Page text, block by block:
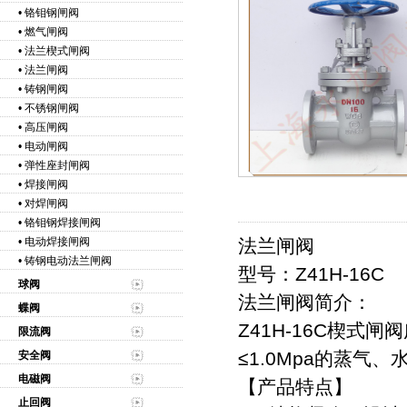
• 铬钼钢闸阀
• 燃气闸阀
• 法兰楔式闸阀
• 法兰闸阀
• 铸钢闸阀
• 不锈钢闸阀
• 高压闸阀
• 电动闸阀
• 弹性座封闸阀
• 焊接闸阀
• 对焊闸阀
• 铬钼钢焊接闸阀
• 电动焊接闸阀
• 铸钢电动法兰闸阀
球阀
蝶阀
限流阀
安全阀
电磁阀
止回阀
法兰闸阀
型号：Z41H-16C
法兰闸阀简介：
Z41H-16C楔式闸
≤1.0Mpa的蒸气、
【产品特点】